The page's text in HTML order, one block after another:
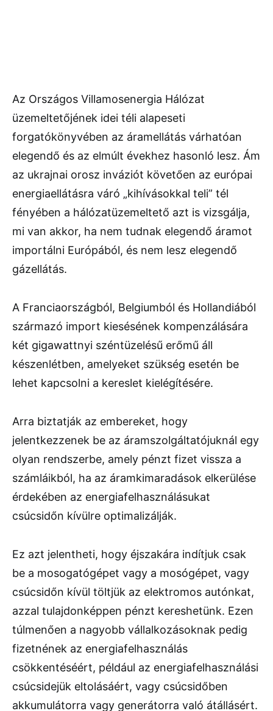
Az Országos Villamosenergia Hálózat
üzemeltetőjének idei téli alapeseti
forgatókönyvében az áramellátás várhatóan
elegendő és az elmúlt évekhez hasonló lesz. Ám
az ukrajnai orosz inváziót követően az európai
energiaellátásra váró „kihívásokkal teli” tél
fényében a hálózatüzemeltető azt is vizsgálja,
mi van akkor, ha nem tudnak elegendő áramot
importálni Európából, és nem lesz elegendő
gázellátás.
A Franciaországból, Belgiumból és Hollandiából
származó import kiesésének kompenzálására
két gigawattnyi széntüzelésű erőmű áll
készenlétben, amelyeket szükség esetén be
lehet kapcsolni a kereslet kielégítésére.
Arra biztatják az embereket, hogy
jelentkezzenek be az áramszolgáltatójuknál egy
olyan rendszerbe, amely pénzt fizet vissza a
számláikból, ha az áramkimaradások elkerülése
érdekében az energiafelhasználásukat
csúcsidőn kívülre optimalizálják.
Ez azt jelentheti, hogy éjszakára indítjuk csak
be a mosogatógépet vagy a mosógépet, vagy
csúcsidőn kívül töltjük az elektromos autónkat,
azzal tulajdonképpen pénzt kereshetünk. Ezen
túlmenően a nagyobb vállalkozásoknak pedig
fizetnének az energiafelhasználás
csökkentéséért, például az energiafelhasználási
csúcsidejük eltolásáért, vagy csúcsidőben
akkumulátorra vagy generátorra való átállásért.